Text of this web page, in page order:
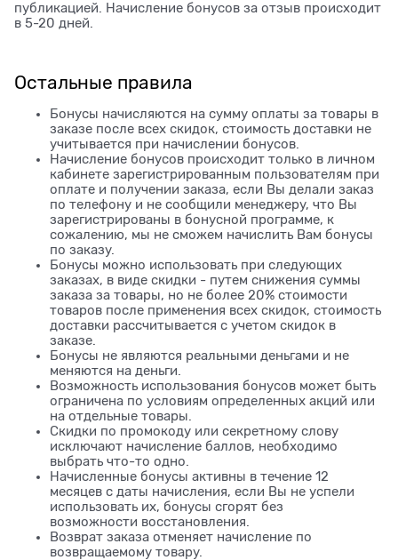
публикацией. Начисление бонусов за отзыв происходит
в 5-20 дней.
Остальные правила
Бонусы начисляются на сумму оплаты за товары в
заказе после всех скидок, стоимость доставки не
учитывается при начислении бонусов.
Начисление бонусов происходит только в личном
кабинете зарегистрированным пользователям при
оплате и получении заказа, если Вы делали заказ
по телефону и не сообщили менеджеру, что Вы
зарегистрированы в бонусной программе, к
сожалению, мы не сможем начислить Вам бонусы
по заказу.
Бонусы можно использовать при следующих
заказах, в виде скидки - путем снижения суммы
заказа за товары, но не более 20% стоимости
товаров после применения всех скидок, стоимость
доставки рассчитывается с учетом скидок в
заказе.
Бонусы не являются реальными деньгами и не
меняются на деньги.
Возможность использования бонусов может быть
ограничена по условиям определенных акций или
на отдельные товары.
Скидки по промокоду или секретному слову
исключают начисление баллов, необходимо
выбрать что-то одно.
Начисленные бонусы активны в течение 12
месяцев с даты начисления, если Вы не успели
использовать их, бонусы сгорят без
возможности восстановления.
Возврат заказа отменяет начисление по
возвращаемому товару.